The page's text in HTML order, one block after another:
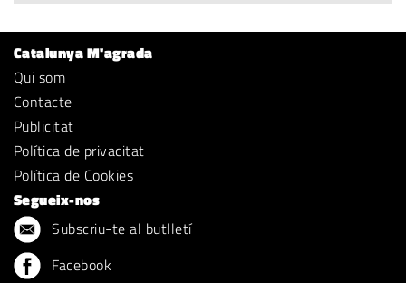
Catalunya M'agrada
Qui som
Contacte
Publicitat
Política de privacitat
Política de Cookies
Segueix-nos
Subscriu-te al butlletí
Facebook